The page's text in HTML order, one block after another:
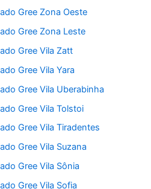
Gree Zona Oeste
Gree Zona Leste
Gree Vila Zatt
Gree Vila Yara
Gree Vila Uberabinha
Gree Vila Tolstoi
Gree Vila Tiradentes
Gree Vila Suzana
Gree Vila Sônia
Gree Vila Sofia